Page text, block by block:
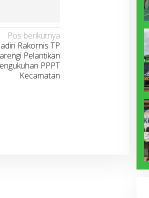
Pos berikutnya
Rakornis TP
Pelantikan
PPPT
Kecamatan